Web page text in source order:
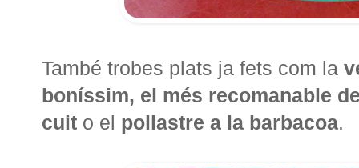
També trobes plats ja fets com la
boníssim, el més recomanable
cuit o el pollastre a la barbacoa.